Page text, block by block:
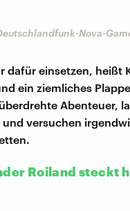
Nova-
dafür einsetzen, heißt
ein ziemliches
Abenteuer,
versuchen
Roiland steckt